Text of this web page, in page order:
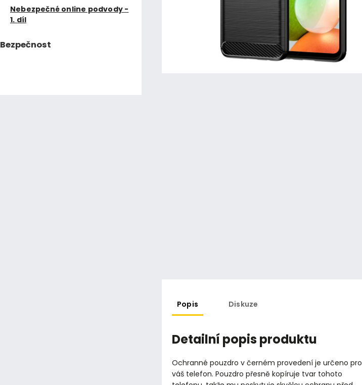
Nebezpečné online podvody -
1. díl
Bezpečnost
Popis Diskuze
Detailní popis produktu
Ochranné pouzdro v černém provedení je určeno pro
váš telefon. Pouzdro přesně kopíruje tvar tohoto